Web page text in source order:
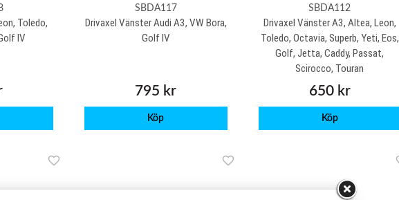
Toledo,
IV
SBDA117
Drivaxel Vänster Audi A3, VW Bora,
Golf IV
795 kr
Köp
SBDA112
Drivaxel Vänster A3, Altea, Leon,
Toledo, Octavia, Superb, Yeti, Eos,
Golf, Jetta, Caddy, Passat,
Scirocco, Touran
650 kr
Köp